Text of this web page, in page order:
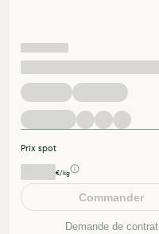
Prix spot
€/kg
Commander
Demande de contrat